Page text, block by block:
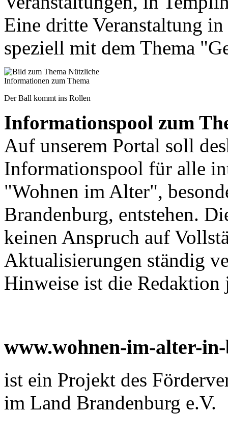
Eine dritte Veranstaltung
speziell mit dem Thema
Der Ball kommt ins Rollen
Informationspool zum
Auf unserem Portal soll
Informationspool für alle
"Wohnen im Alter",
Brandenburg, entstehen.
keinen Anspruch auf
Aktualisierungen ständig
Hinweise ist die Redaktion
www.wohnen-im-alter-
ist ein Projekt des
im Land Brandenburg e.V.